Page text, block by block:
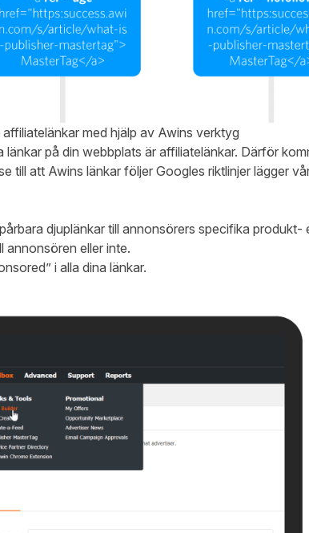
med hjälp av Awins verktyg
på din webbplats är affiliatelänkar. Därför
till att Awins länkar följer Googles riktlinjer lägger
djuplänkar till annonsörers specifika produkt-
annonsören eller inte.
i alla dina länkar.